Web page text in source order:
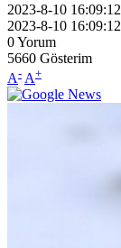
2023-8-10 16:09:12
2023-8-10 16:09:12
0Yorum
5660 Gösterim
A- A+